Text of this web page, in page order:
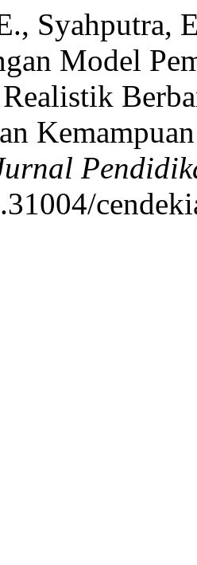
Syahputra,
Model